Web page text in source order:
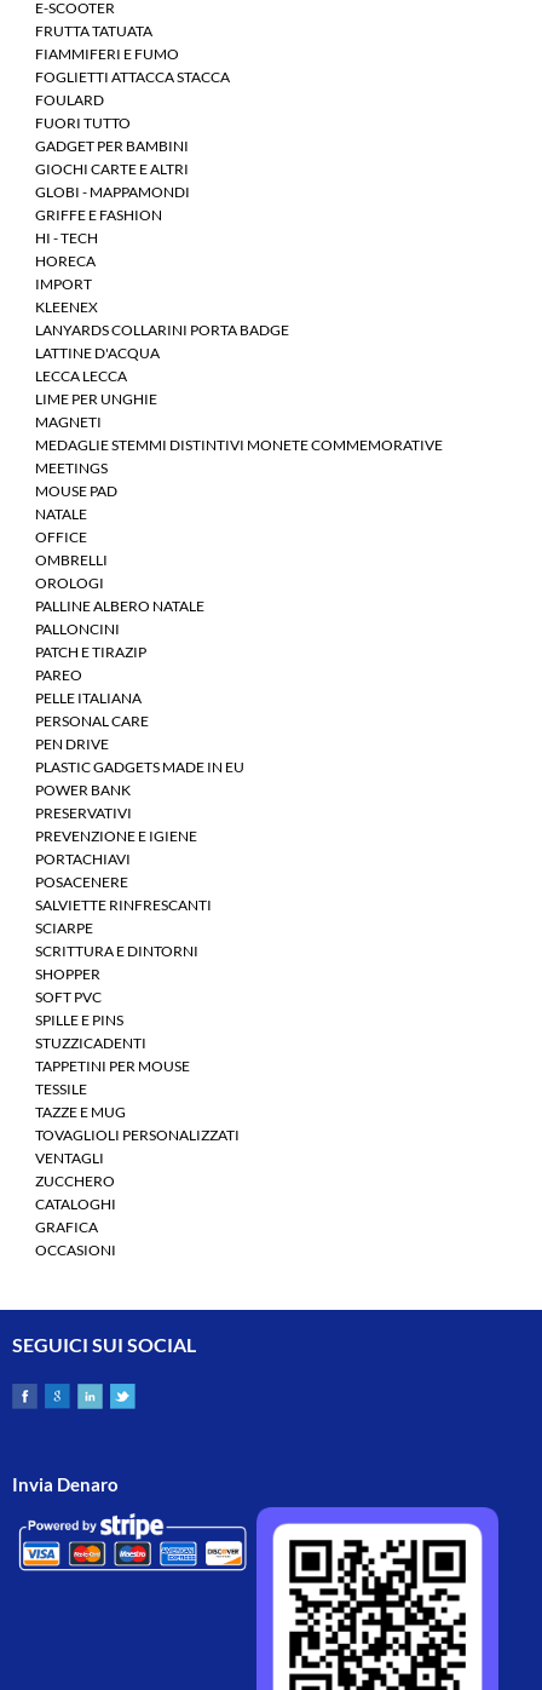
E-SCOOTER
FRUTTA TATUATA
FIAMMIFERI E FUMO
FOGLIETTI ATTACCA STACCA
FOULARD
FUORI TUTTO
GADGET PER BAMBINI
GIOCHI CARTE E ALTRI
GLOBI - MAPPAMONDI
GRIFFE E FASHION
HI - TECH
HORECA
IMPORT
KLEENEX
LANYARDS COLLARINI PORTA BADGE
LATTINE D'ACQUA
LECCA LECCA
LIME PER UNGHIE
MAGNETI
MEDAGLIE STEMMI DISTINTIVI MONETE COMMEMORATIVE
MEETINGS
MOUSE PAD
NATALE
OFFICE
OMBRELLI
OROLOGI
PALLINE ALBERO NATALE
PALLONCINI
PATCH E TIRAZIP
PAREO
PELLE ITALIANA
PERSONAL CARE
PEN DRIVE
PLASTIC GADGETS MADE IN EU
POWER BANK
PRESERVATIVI
PREVENZIONE E IGIENE
PORTACHIAVI
POSACENERE
SALVIETTE RINFRESCANTI
SCIARPE
SCRITTURA E DINTORNI
SHOPPER
SOFT PVC
SPILLE E PINS
STUZZICADENTI
TAPPETINI PER MOUSE
TESSILE
TAZZE E MUG
TOVAGLIOLI PERSONALIZZATI
VENTAGLI
ZUCCHERO
CATALOGHI
GRAFICA
OCCASIONI
SEGUICI SUI SOCIAL
Invia Denaro